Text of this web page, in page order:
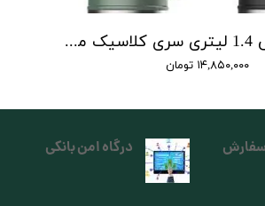
فلاسک استنلی 1.4 لیتری سری کلاسیک مدل Classic Legendary Bottle 1.4 L
۱۴,۸۵۰,۰۰۰ تومان
سفارش درگاه امن بانکی